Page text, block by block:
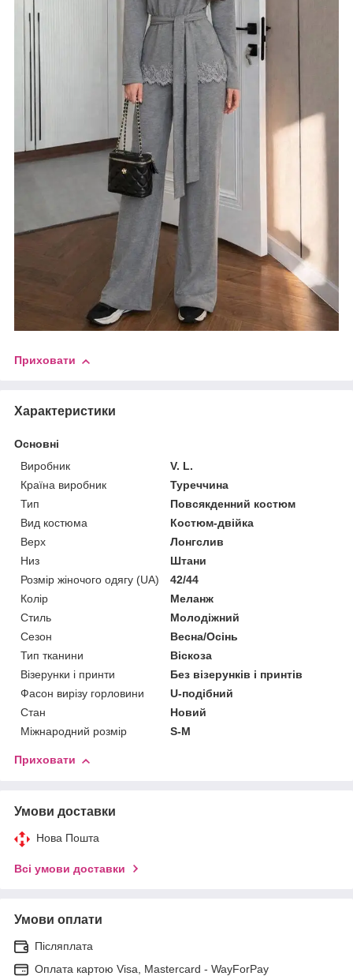
Приховати
Характеристики
Основні
Виробник
V. L.
Країна виробник
Туреччина
Тип
Повсякденний костюм
Вид костюма
Костюм-двійка
Верх
Лонгслив
Низ
Штани
Розмір жіночого одягу (UA)
42/44
Колір
Меланж
Стиль
Молодіжний
Сезон
Весна/Осінь
Тип тканини
Віскоза
Візерунки і принти
Без візерунків і принтів
Фасон вирізу горловини
U-подібний
Стан
Новий
Міжнародний розмір
S-M
Приховати
Умови доставки
Нова Пошта
Всі умови доставки
Умови оплати
Післяплата
Оплата картою Visa, Mastercard - WayForPay